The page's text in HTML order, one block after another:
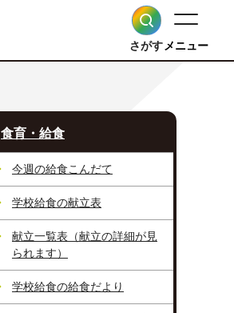
さがすメニュー
食育・給食
今週の給食こんだて
学校給食の献立表
献立一覧表（献立の詳細が見
られます）
学校給食の給食だより